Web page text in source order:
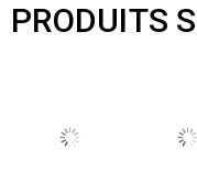
PRODUITS